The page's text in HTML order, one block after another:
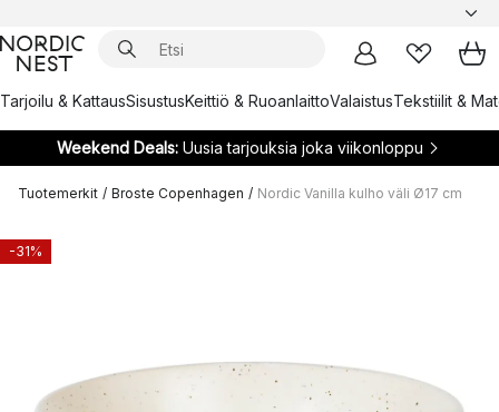
Tarjoilu & KattausSisustusKeittiö & RuoanlaittoValaistusTekstiilit &
Weekend Deals:Uusia tarjouksia joka viikonloppu
Tuotemerkit / Broste Copenhagen / Nordic Vanilla kulho väli Ø17 cm
-31%